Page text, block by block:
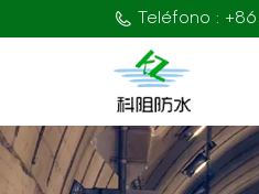
Teléfono :